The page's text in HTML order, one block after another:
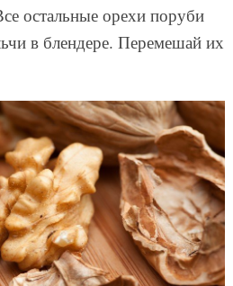
остальные орехи поруби
в блендере. Перемешай их